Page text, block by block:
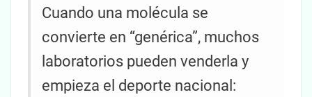
Cuando una molécula se
convierte en “genérica”, muchos
laboratorios pueden venderla y
empieza el deporte nacional: